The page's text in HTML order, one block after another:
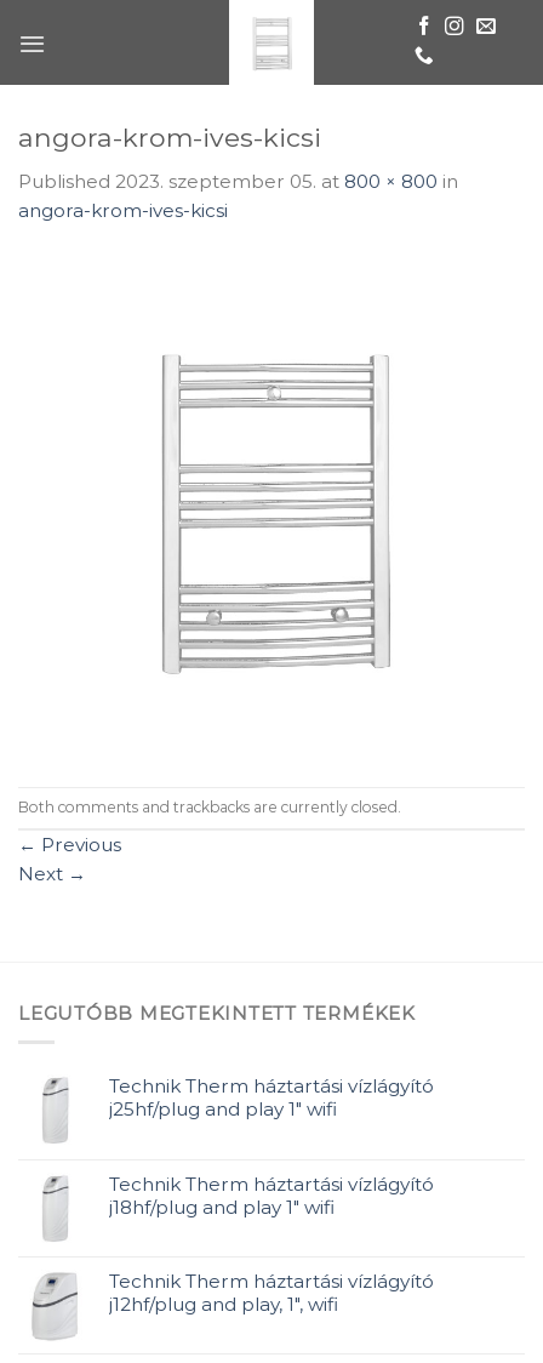
angora-krom-ives-kicsi
Published 2023. szeptember 05. at 800 × 800 in
angora-krom-ives-kicsi
Both comments and trackbacks are currently closed.
← Previous
Next →
LEGUTÓBB MEGTEKINTETT TERMÉKEK
Technik Therm háztartási vízlágyító
j25hf/plug and play 1" wifi
Technik Therm háztartási vízlágyító
j18hf/plug and play 1" wifi
Technik Therm háztartási vízlágyító
j12hf/plug and play, 1", wifi